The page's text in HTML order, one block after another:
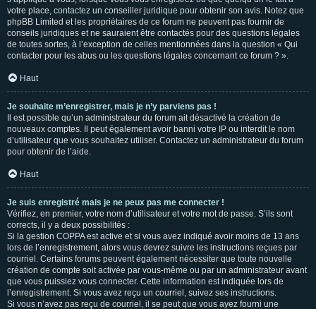
votre place, contactez un conseiller juridique pour obtenir son avis. Notez que
phpBB Limited et les propriétaires de ce forum ne peuvent pas fournir de
conseils juridiques et ne sauraient être contactés pour des questions légales
de toutes sortes, à l’exception de celles mentionnées dans la question « Qui
contacter pour les abus ou les questions légales concernant ce forum ? ».
Haut
Je souhaite m’enregistrer, mais je n’y parviens pas !
Il est possible qu’un administrateur du forum ait désactivé la création de
nouveaux comptes. Il peut également avoir banni votre IP ou interdit le nom
d’utilisateur que vous souhaitez utiliser. Contactez un administrateur du forum
pour obtenir de l’aide.
Haut
Je suis enregistré mais je ne peux pas me connecter !
Vérifiez, en premier, votre nom d’utilisateur et votre mot de passe. S’ils sont
corrects, il y a deux possibilités :
Si la gestion COPPA est active et si vous avez indiqué avoir moins de 13 ans
lors de l’enregistrement, alors vous devrez suivre les instructions reçues par
courriel. Certains forums peuvent également nécessiter que toute nouvelle
création de compte soit activée par vous-même ou par un administrateur avant
que vous puissiez vous connecter. Cette information est indiquée lors de
l’enregistrement. Si vous avez reçu un courriel, suivez ses instructions.
Si vous n’avez pas reçu de courriel, il se peut que vous ayez fourni une